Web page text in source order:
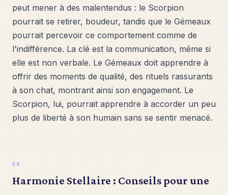
peut mener à des malentendus : le Scorpion
pourrait se retirer, boudeur, tandis que le Gémeaux
pourrait percevoir ce comportement comme de
l'indifférence. La clé est la communication, même si
elle est non verbale. Le Gémeaux doit apprendre à
offrir des moments de qualité, des rituels rassurants
à son chat, montrant ainsi son engagement. Le
Scorpion, lui, pourrait apprendre à accorder un peu
plus de liberté à son humain sans se sentir menacé.
Harmonie Stellaire : Conseils pour une